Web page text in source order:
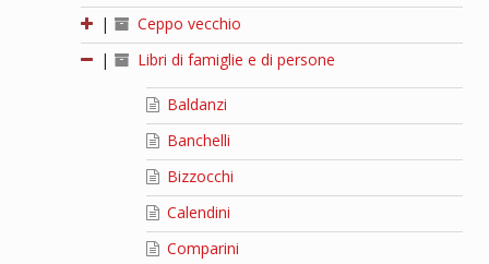
|
Ceppo vecchio
|
Libri di famiglie e di persone
Baldanzi
Banchelli
Bizzocchi
Calendini
Comparini